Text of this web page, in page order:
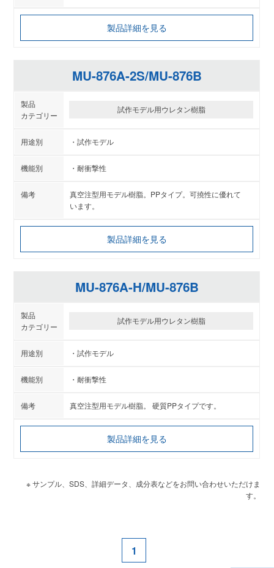
製品詳細を見る
MU-876A-2S/MU-876B
試作モデル用ウレタン樹脂
試作モデル
耐衝撃性
真空注型用モデル樹脂。PPタイプ。可撓性に優れて
います。
製品詳細を見る
MU-876A-H/MU-876B
試作モデル用ウレタン樹脂
試作モデル
耐衝撃性
真空注型用モデル樹脂。 硬質PPタイプです。
製品詳細を見る
※ サンプル、SDS、詳細データ、成分表などをお問い合わせいただけま
す。
1